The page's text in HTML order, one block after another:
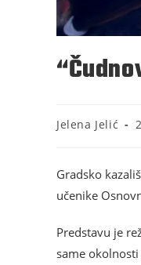
Jelena Jelić
Gradsko
učenike
Predstavu je
same